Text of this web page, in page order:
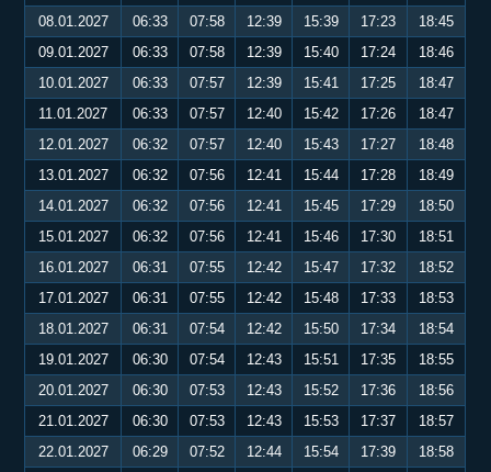
08.01.2027
06:33 07:58 12:39 15:39 17:23
18:45
09.01.2027
06:33 07:58 12:39 15:40 17:24
18:46
10.01.2027
06:33 07:57 12:39 15:41 17:25
18:47
11.01.2027
06:33 07:57 12:40 15:42 17:26
18:47
12.01.2027
06:32 07:57 12:40 15:43 17:27
18:48
13.01.2027
06:32 07:56 12:41 15:44 17:28
18:49
14.01.2027
06:32 07:56 12:41 15:45 17:29
18:50
15.01.2027
06:32 07:56 12:41 15:46 17:30
18:51
16.01.2027
06:31 07:55 12:42 15:47 17:32
18:52
17.01.2027
06:31 07:55 12:42 15:48 17:33
18:53
18.01.2027
06:31 07:54 12:42 15:50 17:34
18:54
19.01.2027
06:30 07:54 12:43 15:51 17:35
18:55
20.01.2027
06:30 07:53 12:43 15:52 17:36
18:56
21.01.2027
06:30 07:53 12:43 15:53 17:37
18:57
22.01.2027
06:29 07:52 12:44 15:54 17:39
18:58